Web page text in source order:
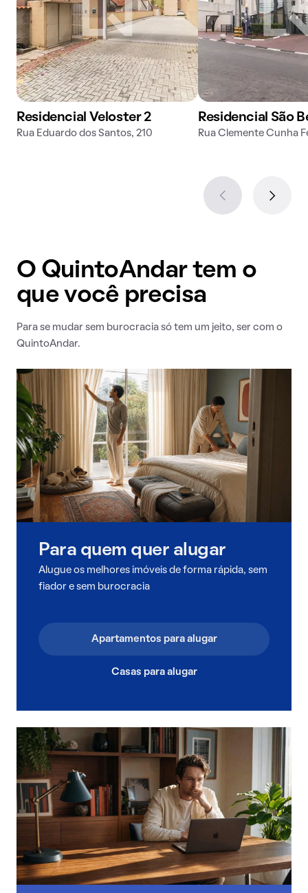
Residencial Veloster 2
Rua Eduardo dos Santos, 210
Residencial São
Rua Clemente Cunha
O QuintoAndar tem o
que você precisa
Para se mudar sem burocracia só tem um jeito, ser com o
QuintoAndar.
Para quem quer alugar
Alugue os melhores imóveis de forma rápida, sem
fiador e sem burocracia
Apartamentos para alugar
Casas para alugar